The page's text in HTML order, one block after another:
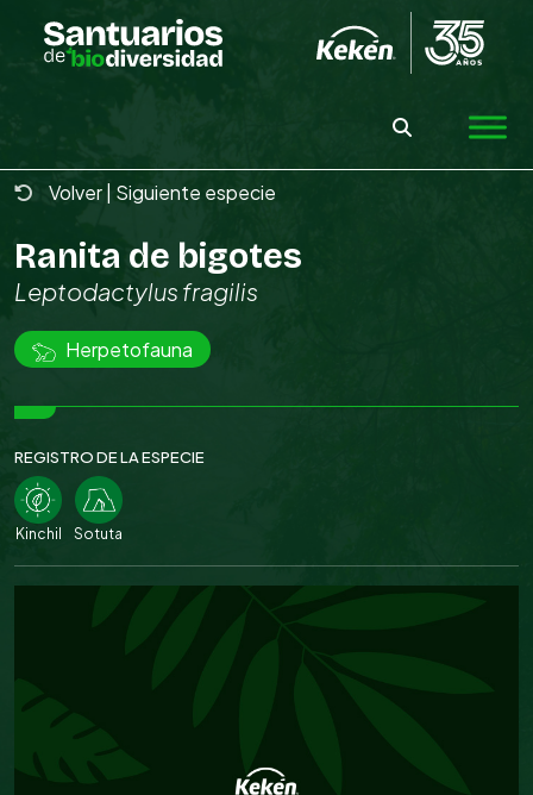
Volver Siguiente especie
Ranita de bigotes
Leptodactylus fragilis
Herpetofauna
REGISTRO DE LA ESPECIE
Kinchil Sotuta